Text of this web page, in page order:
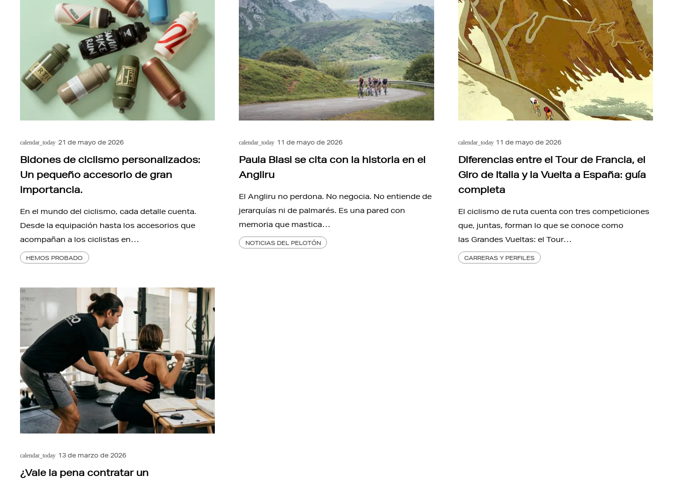
calendar_today 21 de mayo de 2026
Bidones de ciclismo personalizados:
Un pequeño accesorio de gran
importancia.
En el mundo del ciclismo, cada detalle cuenta.
Desde la equipación hasta los accesorios que
acompañan a los ciclistas en…
HEMOS PROBADO
calendar_today 11 de mayo de 2026
Paula Blasi se cita con la historia en el
Angliru
El Angliru no perdona. No negocia. No entiende de
jerarquías ni de palmarés. Es una pared con
memoria que mastica…
NOTICIAS DEL PELOTÓN
calendar_today 11 de mayo de 2026
Diferencias entre el Tour de Francia, el
Giro de Italia y la Vuelta a España: guía
completa
El ciclismo de ruta cuenta con tres competiciones
que, juntas, forman lo que se conoce como
las Grandes Vueltas: el Tour…
CARRERAS Y PERFILES
calendar_today 13 de marzo de 2026
¿Vale la pena contratar un